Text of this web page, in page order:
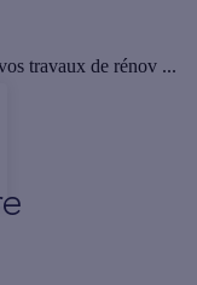
travaux de rénov ...